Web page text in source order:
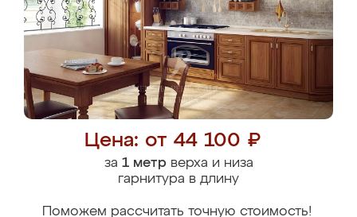
Цена: от 44 100 ₽
за 1 метрверха и низа
гарнитура в длину
Поможем рассчитать точную стоимость!